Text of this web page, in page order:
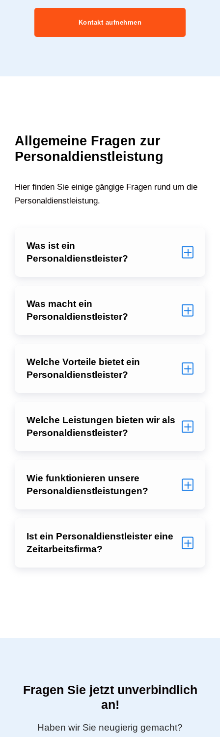
Kontakt aufnehmen
Allgemeine Fragen zur
Personaldienstleistung
Hier finden Sie einige gängige Fragen rund um die
Personaldienstleistung.
Was ist ein
Personaldienstleister?
Was macht ein
Personaldienstleister?
Welche Vorteile bietet ein
Personaldienstleister?
Welche Leistungen bieten wir als
Personaldienstleister?
Wie funktionieren unsere
Personaldienstleistungen?
Ist ein Personaldienstleister eine
Zeitarbeitsfirma?
Fragen Sie jetzt unverbindlich
an!
Haben wir Sie neugierig gemacht?